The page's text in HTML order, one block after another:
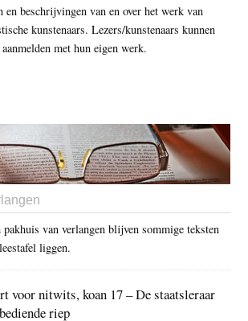
en beschrijvingen van en over het werk van
kunstenaars. Lezers/kunstenaars kunnen
met hun eigen werk.
van verlangen blijven sommige teksten
liggen.
voor nitwits, koan 17 – De staatsleraar
riep